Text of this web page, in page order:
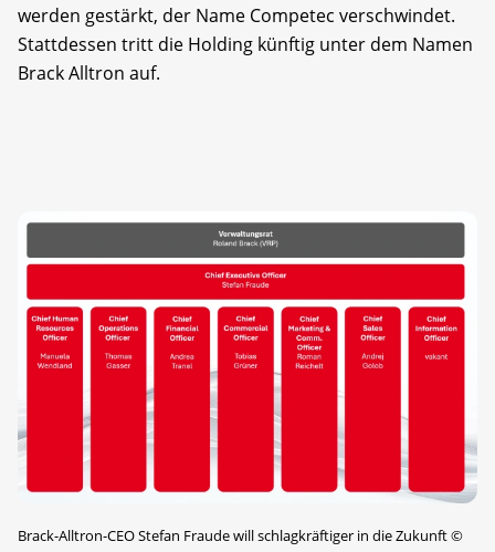
werden gestärkt, der Name Competec verschwindet.
Stattdessen tritt die Holding künftig unter dem Namen
Brack Alltron auf.
Brack-Alltron-CEO Stefan Fraude will schlagkräftiger in die Zukunft©